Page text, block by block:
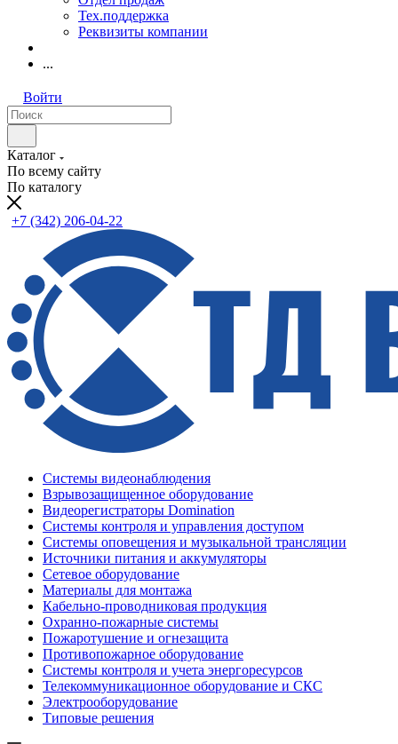
Тех.поддержка
Реквизиты компании
...
Войти
Каталог
По всему сайту
По каталогу
+7 (342) 206-04-22
Системы видеонаблюдения
Взрывозащищенное оборудование
Видеорегистраторы Domination
Системы контроля и управления доступом
Системы оповещения и музыкальной трансляции
Источники питания и аккумуляторы
Сетевое оборудование
Материалы для монтажа
Кабельно-проводниковая продукция
Охранно-пожарные системы
Пожаротушение и огнезащита
Противопожарное оборудование
Системы контроля и учета энергоресурсов
Телекоммуникационное оборудование и СКС
Электрооборудование
Типовые решения